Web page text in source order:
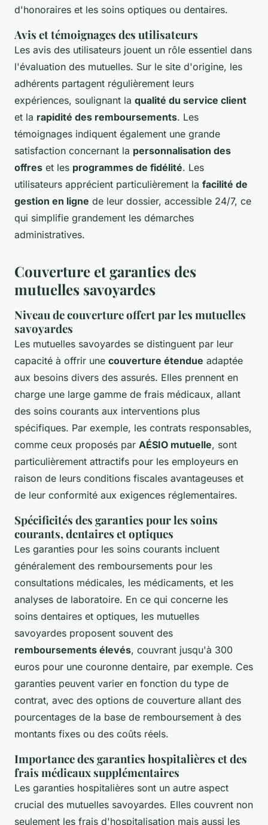
d'honoraires et les soins optiques ou dentaires.
Avis et témoignages des utilisateurs
Les avis des utilisateurs jouent un rôle essentiel dans
l'évaluation des mutuelles. Sur le site d'origine, les
adhérents partagent régulièrement leurs
expériences, soulignant la qualité du service client
et la rapidité des remboursements. Les
témoignages indiquent également une grande
satisfaction concernant la personnalisation des
offres et les programmes de fidélité. Les
utilisateurs apprécient particulièrement la facilité de
gestion en ligne de leur dossier, accessible 24/7, ce
qui simplifie grandement les démarches
administratives.
Couverture et garanties des
mutuelles savoyardes
Niveau de couverture offert par les mutuelles
savoyardes
Les mutuelles savoyardes se distinguent par leur
capacité à offrir une couverture étendue adaptée
aux besoins divers des assurés. Elles prennent en
charge une large gamme de frais médicaux, allant
des soins courants aux interventions plus
spécifiques. Par exemple, les contrats responsables,
comme ceux proposés par AÉSIO mutuelle, sont
particulièrement attractifs pour les employeurs en
raison de leurs conditions fiscales avantageuses et
de leur conformité aux exigences réglementaires.
Spécificités des garanties pour les soins
courants, dentaires et optiques
Les garanties pour les soins courants incluent
généralement des remboursements pour les
consultations médicales, les médicaments, et les
analyses de laboratoire. En ce qui concerne les
soins dentaires et optiques, les mutuelles
savoyardes proposent souvent des
remboursements élevés, couvrant jusqu'à 300
euros pour une couronne dentaire, par exemple. Ces
garanties peuvent varier en fonction du type de
contrat, avec des options de couverture allant des
pourcentages de la base de remboursement à des
montants fixes ou des coûts réels.
Importance des garanties hospitalières et des
frais médicaux supplémentaires
Les garanties hospitalières sont un autre aspect
crucial des mutuelles savoyardes. Elles couvrent non
seulement les frais d'hospitalisation mais aussi les